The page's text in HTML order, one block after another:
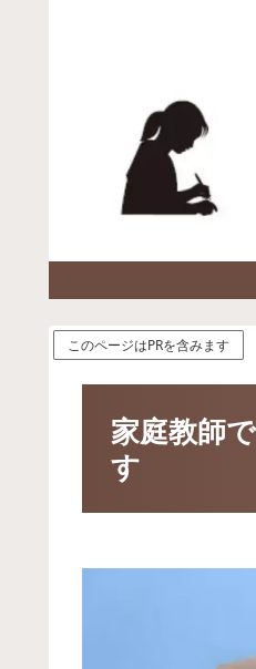
このページはPRを含みます
家庭教師
す